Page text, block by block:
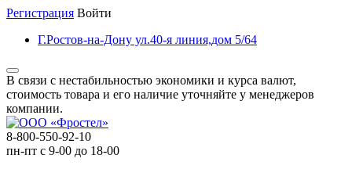
Регистрация Войти
Г.Ростов-на-Дону ул.40-я линия,дом 5/64
В связи с нестабильностью экономики и курса валют,
стоимость товара и его наличие уточняйте у менеджеров
компании.
8-800-550-92-10
пн-пт с 9-00 до 18-00